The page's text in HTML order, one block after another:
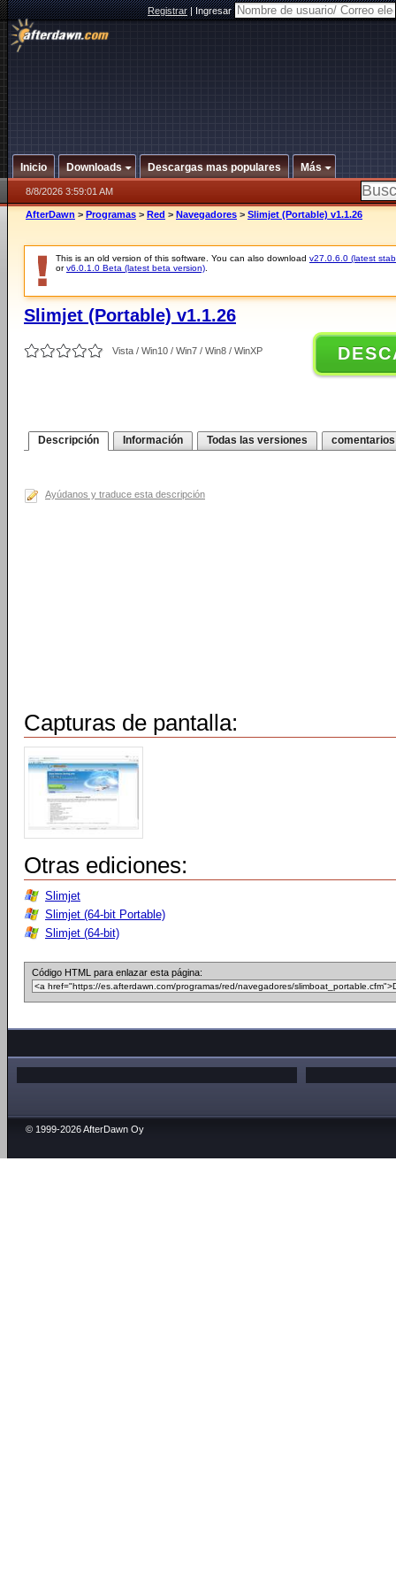
Registrar|Ingresar
Inicio Downloads Descargas mas populares Más
8/8/2026 3:59:01 AM
AfterDawn > Programas > Red > Navegadores > Slimjet (Portable) v1.1.26
This is an old version of this software. You can also download v27.0.6.0 (latest
orv6.0.1.0 Beta (latest beta version)
Slimjet (Portable) v1.1.26
Vista / Win10 / Win7 / Win8 / WinXP
Descripción Información Todas las versiones comentarios
Ayúdanos y traduce esta descripción
Capturas de pantalla:
Otras ediciones:
Slimjet
Slimjet (64-bit Portable)
Slimjet (64-bit)
Código HTML para enlazar esta página:
© 1999-2026 AfterDawn Oy